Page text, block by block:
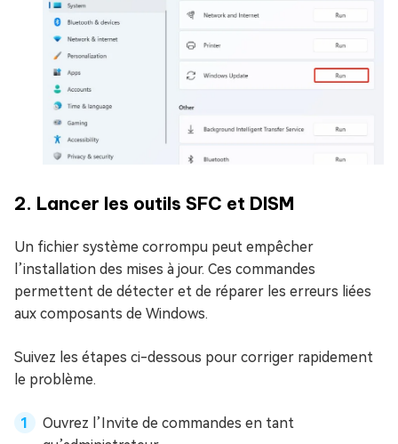
2. Lancer les outils SFC et DISM
Un fichier système corrompu peut empêcher
l’installation des mises à jour. Ces commandes
permettent de détecter et de réparer les erreurs liées
aux composants de Windows.
Suivez les étapes ci-dessous pour corriger rapidement
le problème.
Ouvrez l’Invite de commandes en tant